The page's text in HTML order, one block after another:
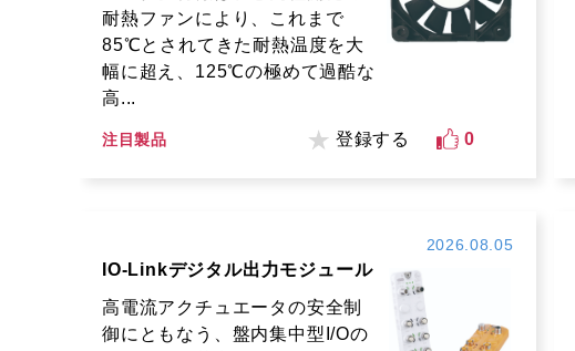
耐熱ファンにより、これまで
85℃とされてきた耐熱温度を大
幅に超え、125℃の極めて過酷な
高...
注目製品 登録する 0
2026.08.05
IO-Linkデジタル出力モジュール
高電流アクチュエータの安全制
御にともなう、盤内集中型I/Oの